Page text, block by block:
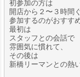
初参加の方は
開店から２〜３時間
参加するのがおすす
最初は
スタッフとの会話で
雰囲気に慣れて、
その後は
新橋リーマンとの熱